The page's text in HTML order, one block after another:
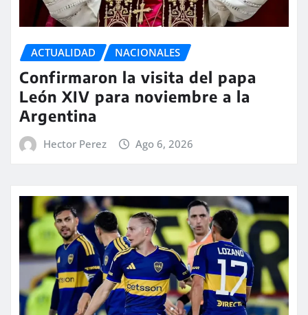
ACTUALIDAD NACIONALES
Confirmaron la visita del papa
León XIV para noviembre a la
Argentina
Hector Perez Ago 6, 2026